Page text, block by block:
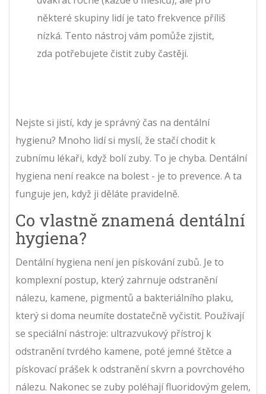
některé skupiny lidí je tato frekvence příliš
nízká. Tento nástroj vám pomůže zjistit,
zda potřebujete čistit zuby častěji.
Nejste si jistí, kdy je správný čas na dentální
hygienu? Mnoho lidí si myslí, že stačí chodit k
zubnímu lékaři, když bolí zuby. To je chyba. Dentální
hygiena není reakce na bolest - je to prevence. A ta
funguje jen, když ji děláte pravidelně.
Co vlastně znamená dentální
hygiena?
Dentální hygiena není jen pískování zubů. Je to
komplexní postup, který zahrnuje odstranění
nálezu, kamene, pigmentů a bakteriálního plaku,
který si doma neumíte dostatečně vyčistit. Používají
se speciální nástroje: ultrazvukový přístroj k
odstranění tvrdého kamene, poté jemné štětce a
pískovací prášek k odstranění skvrn a povrchového
nálezu. Nakonec se zuby poléhají fluoridovým gelem,